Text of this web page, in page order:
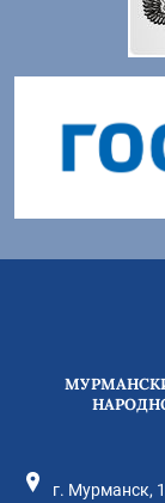
г. Мурманск,